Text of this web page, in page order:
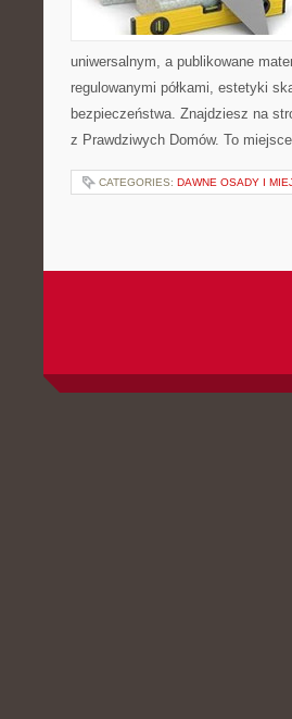
uniwersalnym, a publikowane
regulowanymi półkami, estetyki
bezpieczeństwa. Znajdziesz na
z Prawdziwych Domów. To
CATEGORIES: DAWNE OSADY I